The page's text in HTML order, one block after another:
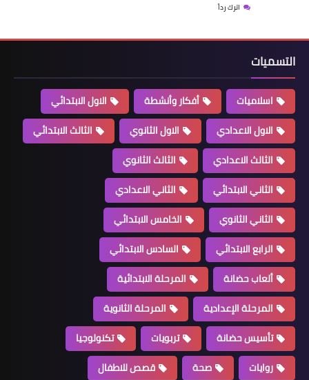
اترك رداً
التسميات
اسلاميات أفكار وأنشطة
الاول الابتدائي
الاول الاعدادي
الاول الثانوي
الثالث الابتدائي
الثالث الاعدادي
الثالث الثانوي
الثاني الابتدائي
الثاني الاعدادي
الثاني الثانوي
الخامس الابتدائي
الرابع الابتدائي
السادس الابتدائي
ألعاب حضانة
المرحلة الابتدائية
المرحلة الإعدادية
المرحلة الثانوية
تأسيس حضانة
تربويات
تكنولوجيا
روايات
صحة
قصص للاطفال